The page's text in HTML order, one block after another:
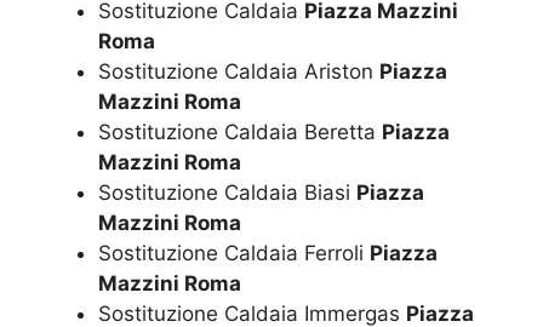
Sostituzione Caldaia Piazza Mazzini
Roma
Sostituzione Caldaia Ariston Piazza
Mazzini Roma
Sostituzione Caldaia Beretta Piazza
Mazzini Roma
Sostituzione Caldaia Biasi Piazza
Mazzini Roma
Sostituzione Caldaia Ferroli Piazza
Mazzini Roma
Sostituzione Caldaia Immergas Piazza